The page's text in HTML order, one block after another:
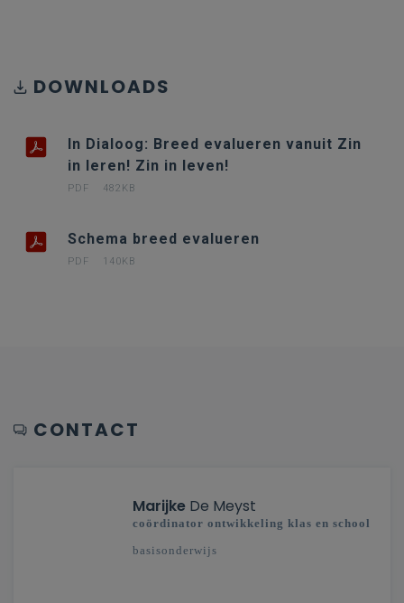
DOWNLOADS
In Dialoog: Breed evalueren vanuit Zin
in leren! Zin in leven!
PDF 482KB
Schema breed evalueren
PDF 140KB
CONTACT
Marijke De Meyst
coördinator ontwikkeling klas en school
basisonderwijs